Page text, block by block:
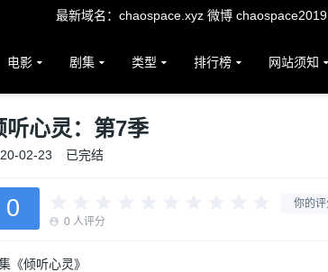
最新域名：chaospace.xyz 微博
电影 剧集 类型 排行榜 网站须知
听心灵：第7季
02-23 已完结
你的评
0 0 人评分
《倾听心灵》